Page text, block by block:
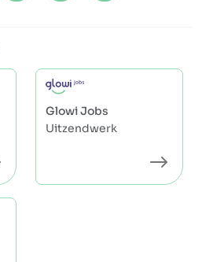
Glowi Jobs
Uitzendwerk